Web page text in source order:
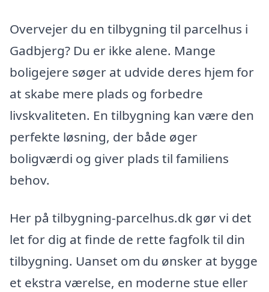
Overvejer du en tilbygning til parcelhus i
Gadbjerg? Du er ikke alene. Mange
boligejere søger at udvide deres hjem for
at skabe mere plads og forbedre
livskvaliteten. En tilbygning kan være den
perfekte løsning, der både øger
boligværdi og giver plads til familiens
behov.
Her på tilbygning-parcelhus.dk gør vi det
let for dig at finde de rette fagfolk til din
tilbygning. Uanset om du ønsker at bygge
et ekstra værelse, en moderne stue eller